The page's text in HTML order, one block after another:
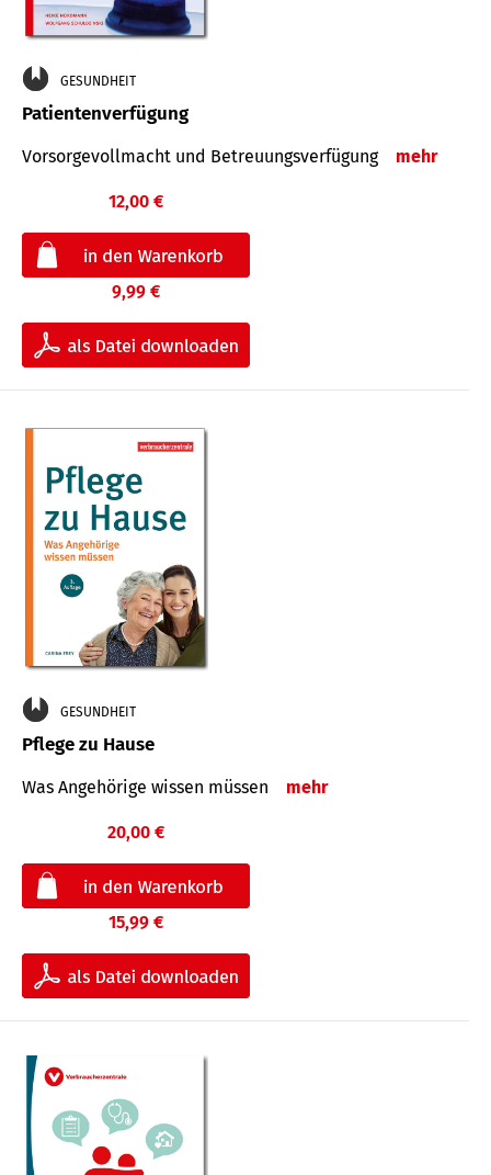
GESUNDHEIT
Patientenverfügung
Vorsorgevollmacht und Betreuungsverfügung mehr
12,00 €
9,99 €
GESUNDHEIT
Pflege zu Hause
Was Angehörige wissen müssen mehr
20,00 €
15,99 €